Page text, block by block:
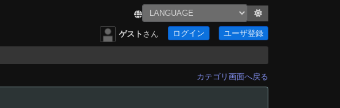
ゲスト さん ログイン ユーザ登録
カテゴリ画面へ戻る